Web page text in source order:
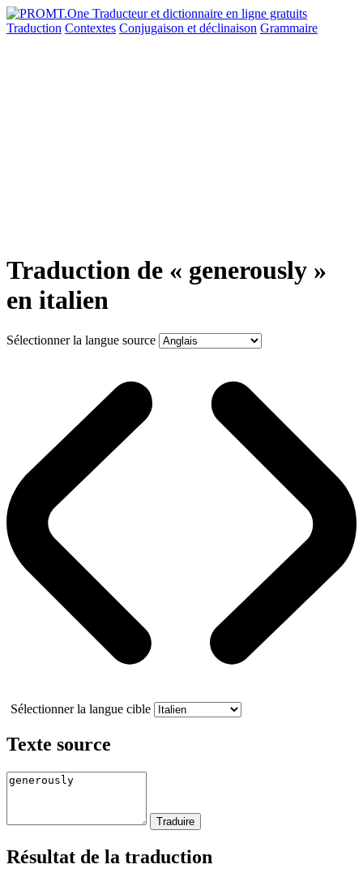
Traduction Contextes Conjugaison et déclinaison Grammaire
Traduction de « generously »
en italien
Sélectionner la langue source
Sélectionner la langue cible
Texte source
Résultat de la traduction